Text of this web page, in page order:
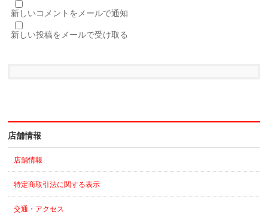
新しいコメントをメールで通知
新しい投稿をメールで受け取る
店舗情報
店舗情報
特定商取引法に関する表示
交通・アクセス